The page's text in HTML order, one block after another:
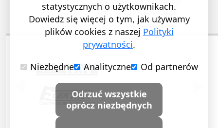
POPRZEDNI SLAJD
statystycznych o użytkownikach.
Dowiedz się więcej o tym, jak używamy
plików cookies z naszej Polityki
prywatności.
Niezbędne
Analityczne Od partnerów
Odrzuć wszystkie
oprócz niezbędnych